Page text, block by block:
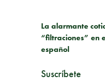
La alarmante
“filtraciones” en
español
Suscríbete